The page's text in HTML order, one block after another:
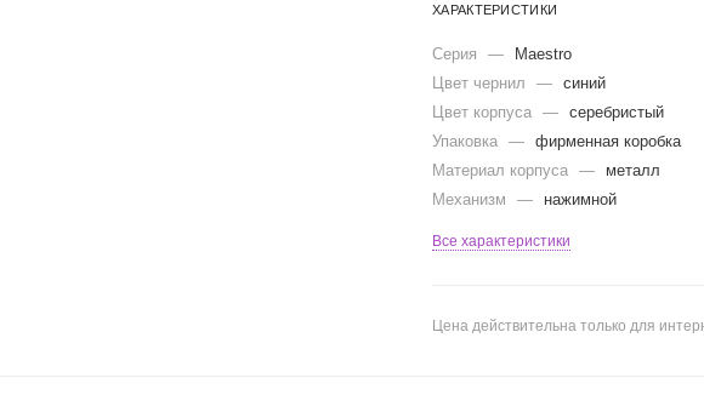
ХАРАКТЕРИСТИКИ
Серия —
Maestro
Цвет чернил
— синий
Цвет корпуса — серебристый
Упаковка — фирменная коробка
Материал корпуса —
металл
Механизм
— нажимной
Все характеристики
Цена действительна только для